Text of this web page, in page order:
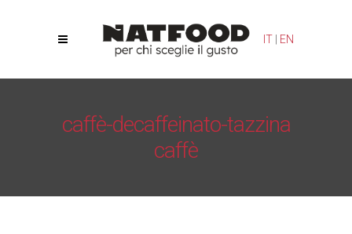
IT EN
caffè-decaffeinato-tazzina
caffè
Le tue preferenze relative alla privacy